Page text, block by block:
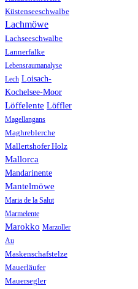
Küstenseeschwalbe
Lachmöwe
Lachseeschwalbe
Lannerfalke
Lebensraumanalyse
Lech Loisach-
Kochelsee-Moor
Löffelente Löffler
Magellangans
Maghreblerche
Mallertshofer Holz
Mallorca
Mandarinente
Mantelmöwe
Maria de la Salut
Marmelente
Marokko Marzoller
Au
Maskenschafstelze
Mauerläufer
Mauersegler